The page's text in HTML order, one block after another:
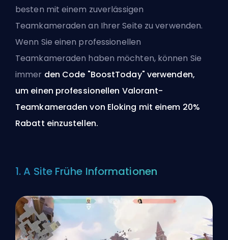
besten mit einem zuverlässigen
Teamkameraden an Ihrer Seite zu verwenden.
Wenn Sie einen professionellen
Teamkameraden haben möchten, können Sie
immer den Code "BoostToday" verwenden,
um einen professionellen Valorant-
Teamkameraden von Eloking mit einem 20%
Rabatt einzustellen.
1. A Site Frühe Informationen